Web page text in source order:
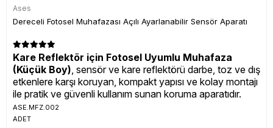
Ases
Dereceli Fotosel Muhafazası Açılı Ayarlanabilir Sensör Aparatı
Kare Reflektör için Fotosel Uyumlu Muhafaza
(Küçük Boy), sensör ve kare reflektörü darbe, toz ve dış
etkenlere karşı koruyan, kompakt yapısı ve kolay montajı
ile pratik ve güvenli kullanım sunan koruma aparatıdır.
ASE.MFZ.002
ADET